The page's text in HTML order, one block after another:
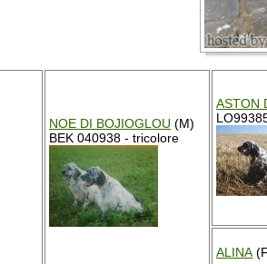
NOE DI BOJIOGLOU (M)
BEK 040938 - tricolore
ASTON
ALINA